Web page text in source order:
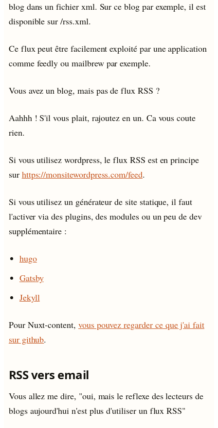
blog dans un fichier xml. Sur ce blog par exemple, il est
disponible sur /rss.xml.
Ce flux peut être facilement exploité par une application
comme feedly ou mailbrew par exemple.
Vous avez un blog, mais pas de flux RSS ?
Aahhh ! S'il vous plait, rajoutez en un. Ca vous coute
rien.
Si vous utilisez wordpress, le flux RSS est en principe
sur https://monsitewordpress.com/feed.
Si vous utilisez un générateur de site statique, il faut
l'activer via des plugins, des modules ou un peu de dev
supplémentaire :
hugo
Gatsby
Jekyll
Pour Nuxt-content, vous pouvez regarder ce que j'ai fait
sur github.
RSS vers email
Vous allez me dire, "oui, mais le reflexe des lecteurs de
blogs aujourd'hui n'est plus d'utiliser un flux RSS"